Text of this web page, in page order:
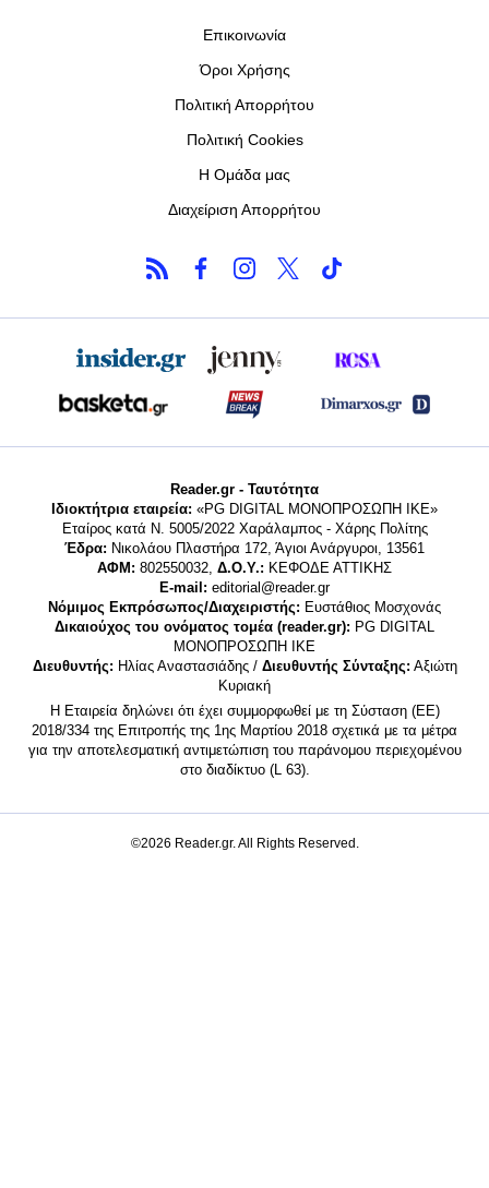
Επικοινωνία
Όροι Χρήσης
Πολιτική Απορρήτου
Πολιτική Cookies
Η Ομάδα μας
Διαχείριση Απορρήτου
Reader.gr - Ταυτότητα
Ιδιοκτήτρια εταιρεία: «PG DIGITAL MONΟΠΡΟΣΩΠΗ ΙΚΕ»
Εταίρος κατά Ν. 5005/2022 Χαράλαμπος - Χάρης Πολίτης
Έδρα: Νικολάου Πλαστήρα 172, Άγιοι Ανάργυροι, 13561
ΑΦΜ: 802550032, Δ.Ο.Υ.: ΚΕΦΟΔΕ ΑΤΤΙΚΗΣ
E-mail: editorial@reader.gr
Νόμιμος Εκπρόσωπος/Διαχειριστής: Ευστάθιος Μοσχονάς
Δικαιούχος του ονόματος τομέα (reader.gr): PG DIGITAL
MONΟΠΡΟΣΩΠΗ ΙΚΕ
Διευθυντής: Ηλίας Αναστασιάδης / Διευθυντής Σύνταξης: Αξιώτη
Κυριακή
Η Εταιρεία δηλώνει ότι έχει συμμορφωθεί με τη Σύσταση (ΕΕ)
2018/334 της Επιτροπής της 1ης Μαρτίου 2018 σχετικά με τα μέτρα
για την αποτελεσματική αντιμετώπιση του παράνομου περιεχομένου
στο διαδίκτυο (L 63).
©2026 Reader.gr. All Rights Reserved.